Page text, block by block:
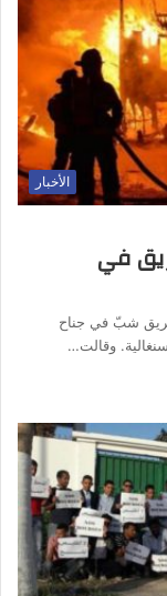
الأخبار
حريق في
حريق شبّ في جناح
وقالت…